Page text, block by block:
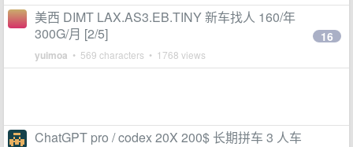
美西 DIMT LAX.AS3.EB.TINY 新车找人 160/年
300G/月 [2/5]
yuimoa • 569 characters • 1768 views
16
ChatGPT pro / codex 20X 200$ 长期拼车 3 人车